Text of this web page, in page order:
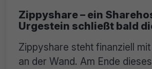
Zippyshare – ein
Urgestein schließt bald
Zippyshare steht finanziell
an der Wand. Am Ende